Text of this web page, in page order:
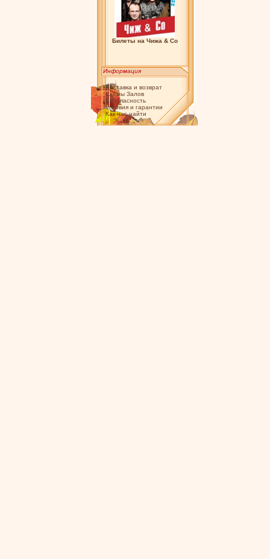
Билеты на Чижа & Co
Информация
Доставка и возврат
Схемы Залов
Безопасность
Условия и гарантии
Как нас найти